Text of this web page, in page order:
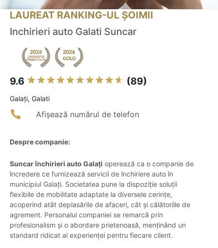
LAUREAT RANKING-UL ȘOIMII
Inchirieri auto Galati Suncar
9.6 (89)
Galaţi, Galati
Afișează numărul de telefon
Despre companie:
Suncar închirieri auto Galați operează ca o companie de
încredere ce furnizează servicii de închiriere auto în
municipiul Galați. Societatea pune la dispoziție soluții
flexibile de mobilitate adaptate la diversele cerințe,
acoperind atât deplasările de afaceri, cât și călătoriile de
agrement. Personalul companiei se remarcă prin
profesionalism și o abordare prietenoasă, menținând un
standard ridicat al experienței pentru fiecare client.